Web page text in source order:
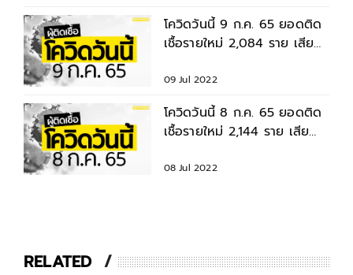
โควิดวันนี้ 9 ก.ค. 65 ยอดติด
เชื้อรายใหม่ 2,084 ราย เสีย
09 Jul 2022
โควิดวันนี้ 8 ก.ค. 65 ยอดติด
เชื้อรายใหม่ 2,144 ราย เสีย
08 Jul 2022
RELATED